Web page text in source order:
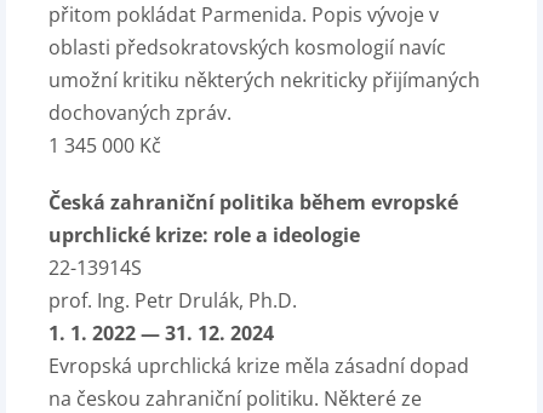
přitom pokládat Parmenida. Popis vývoje v
oblasti předsokratovských kosmologií navíc
umožní kritiku některých nekriticky přijímaných
dochovaných zpráv.
1 345 000 Kč
Česká zahraniční politika během evropské
uprchlické krize: role a ideologie
22-13914S
prof. Ing. Petr Drulák, Ph.D.
1. 1. 2022 — 31. 12. 2024
Evropská uprchlická krize měla zásadní dopad
na českou zahraniční politiku. Některé ze